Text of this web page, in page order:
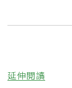
延伸閱讀